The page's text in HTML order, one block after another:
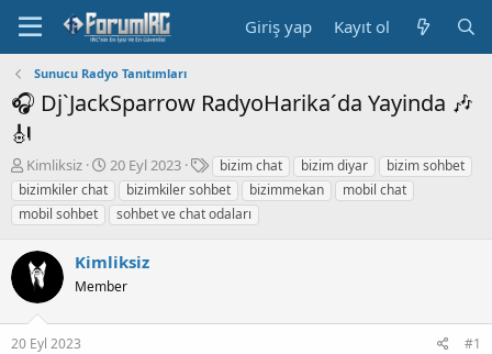
Giriş yap Kayıt ol
Sunucu Radyo Tanıtımları
🎧 Dj`JackSparrow RadyoHarika´da Yayinda 🎶
🎻
K
o
n
b
y
u
b
a
ş
Kimliksiz
B
a
ş
l
n
g
ç
20 Eyl 2023
E
t
i
k
r
bizim chat bizim diyar
bizim sohbet
bizimkiler chat
bizimkiler sohbet bizimmekan
mobil chat
mobil sohbet
sohbet ve chat odaları
Kimliksiz
Member
20 Eyl 2023 #1